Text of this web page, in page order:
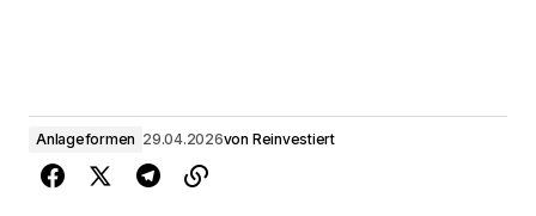
Anlageformen 29.04.2026von Reinvestiert